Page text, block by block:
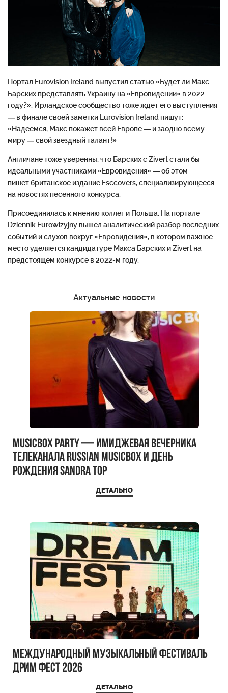
Портал Eurovision Ireland выпустил статью«Будет ли Макс
Барских представлять Украину на «Евровидении» в 2022
году?». Ирландское сообщество тоже ждет его выступления
— в финале своей заметки Eurovision Ireland пишут:
«Надеемся, Макс покажет всей Европе — и заодно всему
миру — свой звездный талант!»
Англичане тоже уверенны, что Барских с Zivert стали бы
идеальными участниками «Евровидения» — об этом
пишетбританское издание Esccovers, специализирующееся
на новостях песенного конкурса.
Присоединилась к мнению коллег и Польша. На портале
Dziennik Eurowizyjny вышел аналитический разбор последних
событий и слухов вокруг «Евровидения», в котором важное
место уделяется кандидатуре Макса Барских и Zivert на
предстоящем конкурсе в 2022-м году.
Актуальные новости
MUSICBOX PARTY — имиджевая вечерника
телеканала RUSSIAN MUSICBOX и день
рождения Sandra Top
ДЕТАЛЬНО
Международный музыкальный фестиваль
ДРИМ ФЕСТ 2026
ДЕТАЛЬНО